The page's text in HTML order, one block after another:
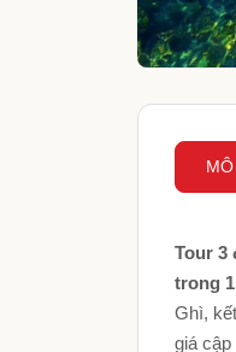
Tour 3
trong
Ghì,
giá